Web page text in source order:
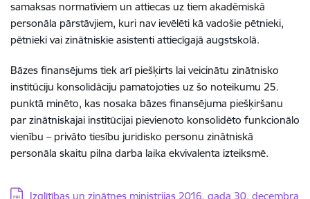
samaksas normatīviem un attiecas uz tiem akadēmiskā
personāla pārstāvjiem, kuri nav ievēlēti kā vadošie pētnieki,
pētnieki vai zinātniskie asistenti attiecīgajā augstskolā.
Bāzes finansējums tiek arī piešķirts lai veicinātu zinātnisko
institūciju konsolidāciju pamatojoties uz šo noteikumu 25.
punktā minēto, kas nosaka bāzes finansējuma piešķiršanu
par zinātniskajai institūcijai pievienoto konsolidēto funkcionālo
vienību – privāto tiesību juridisko personu zinātniskā
personāla skaitu pilna darba laika ekvivalenta izteiksmē.
Lejupielādēt:
Izglītības un zinātnes ministrijas 2016. gada 30. decembra